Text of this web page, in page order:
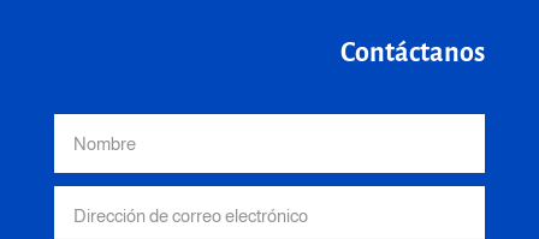
Contáctanos